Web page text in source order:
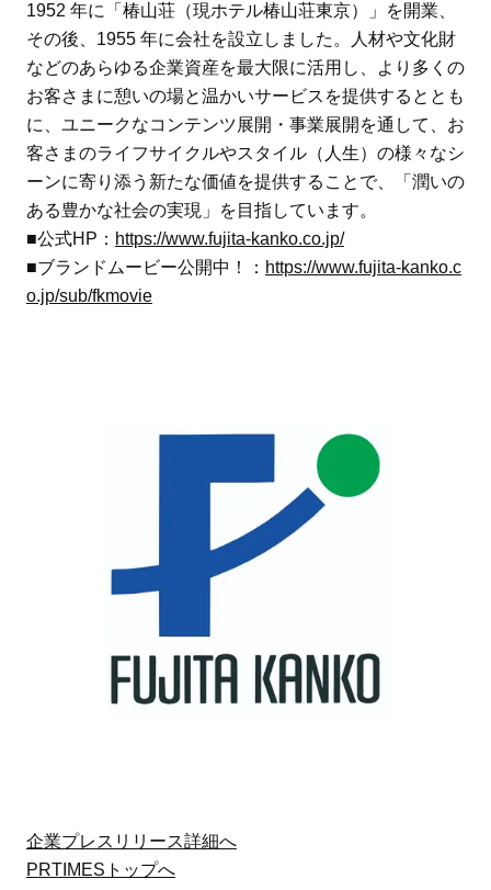
1952 年に「椿山荘（現ホテル椿山荘東京）」を開業、
その後、1955 年に会社を設立しました。人材や文化財
などのあらゆる企業資産を最大限に活用し、より多くの
お客さまに憩いの場と温かいサービスを提供するととも
に、ユニークなコンテンツ展開・事業展開を通して、お
客さまのライフサイクルやスタイル（人生）の様々なシ
ーンに寄り添う新たな価値を提供することで、「潤いの
ある豊かな社会の実現」を目指しています。
■公式HP： https://www.fujita-kanko.co.jp/
■ブランドムービー公開中！： https://www.fujita-kanko.c
o.jp/sub/fkmovie
企業プレスリリース詳細へ
PRTIMESトップへ